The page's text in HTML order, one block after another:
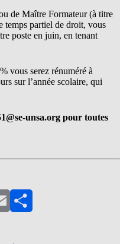
de Maître Formateur (à titre
temps partiel de droit, vous
poste en juin, en tenant
vous serez rénuméré à
sur l’année scolaire, qui
unsa.org pour toutes
Partager